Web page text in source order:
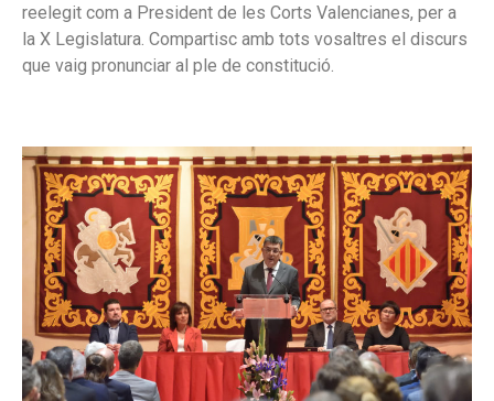
reelegit com a President de les Corts Valencianes, per a
la X Legislatura. Compartisc amb tots vosaltres el discurs
que vaig pronunciar al ple de constitució.